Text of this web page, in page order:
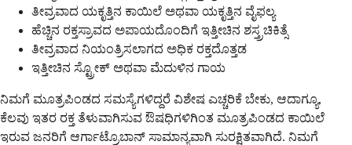
ತೀವ್ರವಾದ ಯಕೃತ್ತಿನ ಕಾಯಿಲೆ ಅಥವಾ ಯಕೃತ್ತಿನ ವೈಫಲ್ಯ
ಹೆಚ್ಚಿನ ರಕ್ತಸ್ರಾವದ ಅಪಾಯದೊಂದಿಗೆ ಇತ್ತೀಚಿನ ಶಸ್ತ್ರಚಿಕಿತ್ಸೆ
ತೀವ್ರವಾದ ನಿಯಂತ್ರಿಸಲಾಗದ ಅಧಿಕ ರಕ್ತದೊತ್ತಡ
ಇತ್ತೀಚಿನ ಸ್ಟ್ರೋಕ್ ಅಥವಾ ಮೆದುಳಿನ ಗಾಯ
ನಿಮಗೆ ಮೂತ್ರಪಿಂಡದ ಸಮಸ್ಯೆಗಳಿದ್ದರೆ ವಿಶೇಷ ಎಚ್ಚರಿಕೆ ಬೇಕು, ಆದಾಗ್ಯೂ,
ಕೆಲವು ಇತರ ರಕ್ತ ತೆಳುವಾಗಿಸುವ ಔಷಧಿಗಳಿಗಿಂತ ಮೂತ್ರಪಿಂಡದ ಕಾಯಿಲೆ
ಇರುವ ಜನರಿಗೆ ಆರ್ಗಾಟ್ರೊಬಾನ್ ಸಾಮಾನ್ಯವಾಗಿ ಸುರಕ್ಷಿತವಾಗಿದೆ. ನಿಮಗೆ